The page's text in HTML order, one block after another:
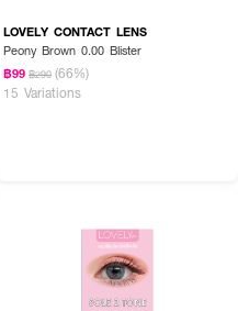
LOVELY CONTACT LENS
Peony Brown 0.00 Blister
฿99 ฿290 (66%)
15 Variations